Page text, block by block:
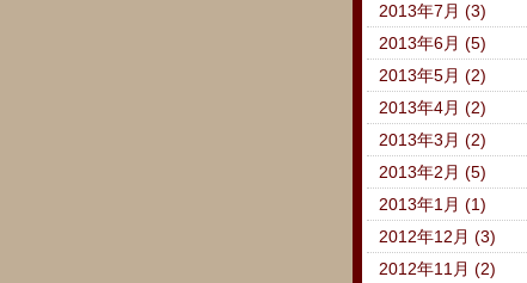
2013年7月 (3)
2013年6月 (5)
2013年5月 (2)
2013年4月 (2)
2013年3月 (2)
2013年2月 (5)
2013年1月 (1)
2012年12月 (3)
2012年11月 (2)